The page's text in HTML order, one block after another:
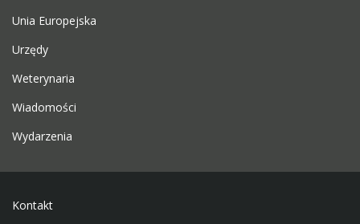
Unia Europejska
Urzędy
Weterynaria
Wiadomości
Wydarzenia
Kontakt